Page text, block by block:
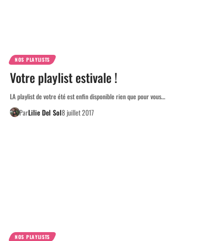
NOS PLAYLISTS
Votre playlist estivale !
LA playlist de votre été est enfin disponible rien que pour vous…
ParLilie Del Sol8 juillet 2017
NOS PLAYLISTS